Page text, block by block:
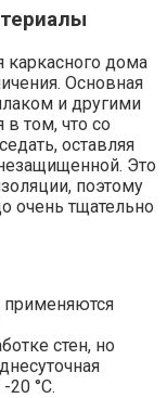
каркасного дома
Основная
и другими
том, что со
оставляя
Это
поэтому
очень тщательно
стен, но
20 °C.